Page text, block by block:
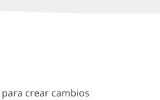
crear cambios